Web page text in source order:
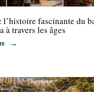
l’histoire fascinante du
à travers les âges